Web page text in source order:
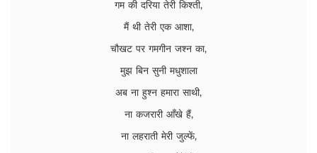
गम की दरिया तेरी किश्ती,
मैं थी तेरी एक आशा,
चौखट पर गमगीन जश्न का,
मुझ बिन सुनी मधुशाला
अब ना हुश्न हमारा साथी,
ना कजरारी आँखे हैं,
ना लहराती मेरी जुल्फें,